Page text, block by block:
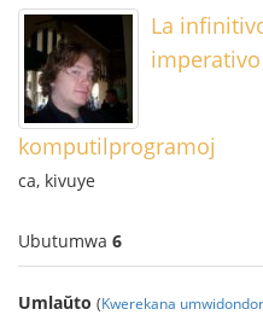
La
komputilprogramoj
ca, kivuye
Ubutumwa 6
Umlaŭto (Kwerekana